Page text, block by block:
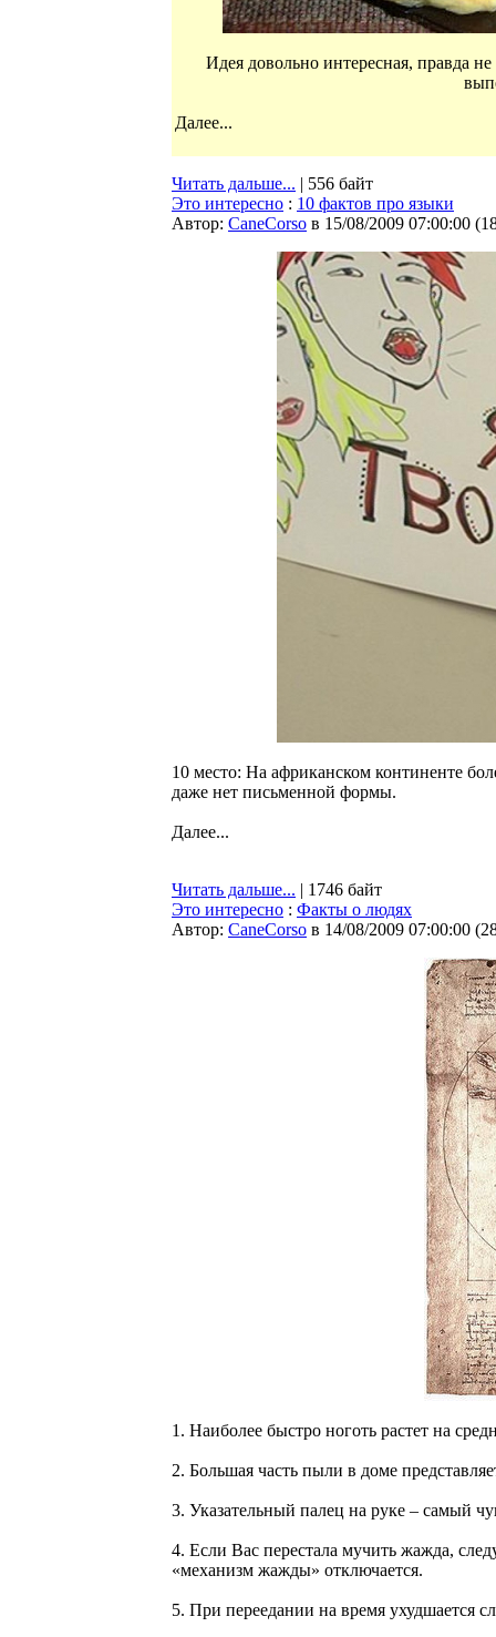
Идея довольно интересная, правда
Далее...
Читать дальше... | 556 байт
Это интересно : 10 фактов про языки
Автор: CaneCorso в 15/08/2009 07:00:00 (
10 место: На африканском континенте
даже нет письменной формы.
Далее...
Читать дальше... | 1746 байт
Это интересно : Факты о людях
Автор: CaneCorso в 14/08/2009 07:00:00 (
1. Наиболее быстро ноготь растет на
2. Большая часть пыли в доме
3. Указательный палец на руке – самый
4. Если Вас перестала мучить жажда,
«механизм жажды» отключается.
5. При переедании на время ухудшается